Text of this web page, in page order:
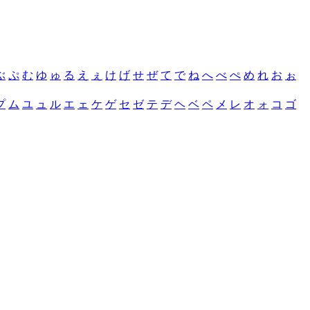
ぷ む ゆ ゅ る え ぇ け げ せ ぜ て で ね へ べ ぺ め れ お ぉ
ム ユ ュ ル エ ェ ケ ゲ セ ゼ テ デ ヘ ベ ペ メ レ オ ォ コ ゴ